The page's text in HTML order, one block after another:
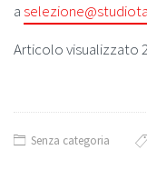
a
Articolo visualizzato
Senza categoria